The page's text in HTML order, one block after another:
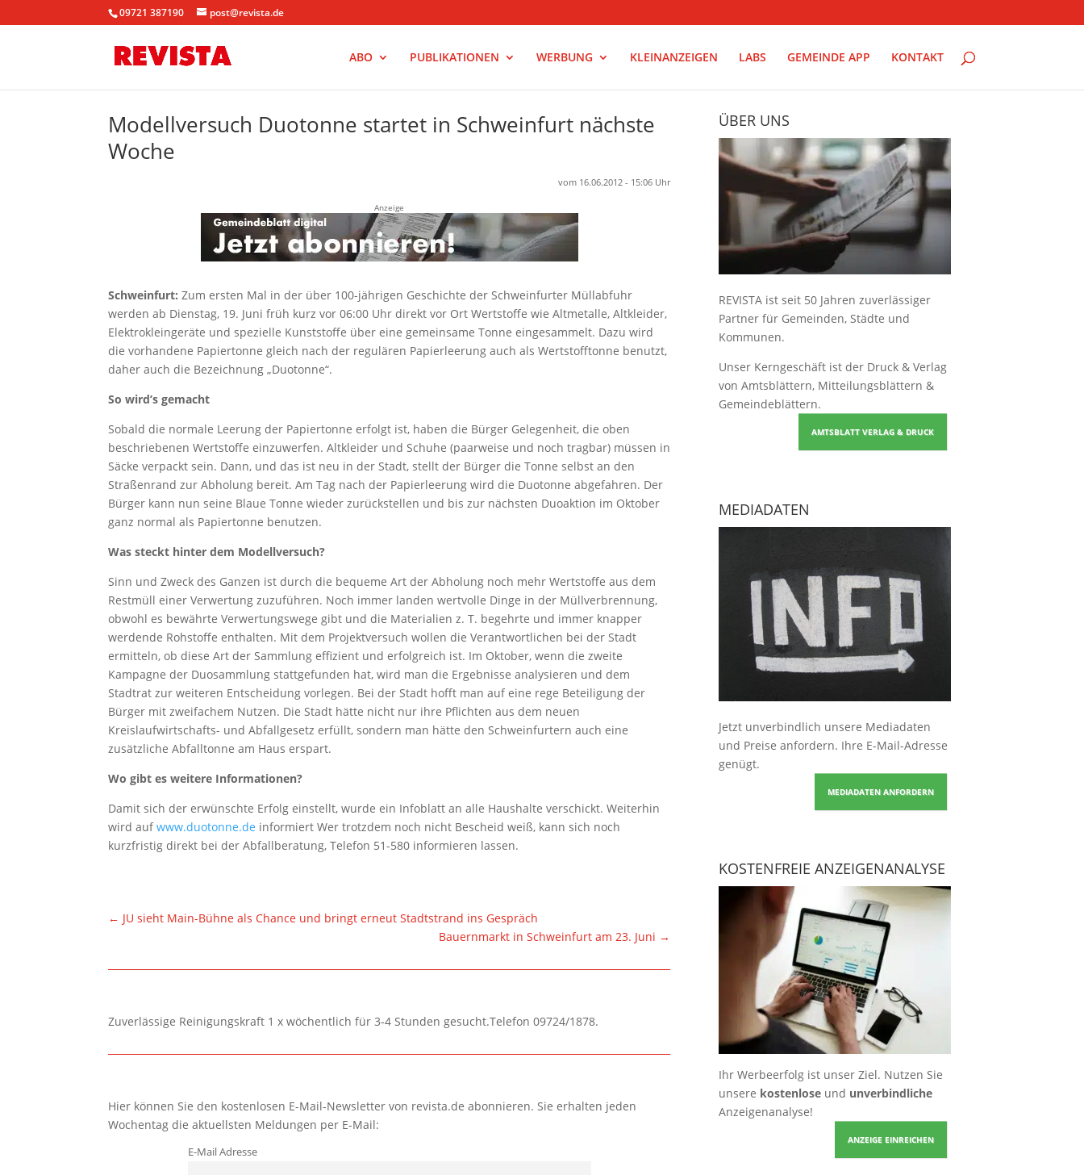
09721 387190 post@revista.de
ABO PUBLIKATIONEN WERBUNG KLEINANZEIGEN LABS GEMEINDE APP KONTAKT
Modellversuch Duotonne startet in Schweinfurt nächste
Woche
vom 16.06.2012 - 15:06 Uhr
Anzeige
Schweinfurt: Zum ersten Mal in der über 100-jährigen Geschichte der Schweinfurter Müllabfuhr
werden ab Dienstag, 19. Juni früh kurz vor 06:00 Uhr direkt vor Ort Wertstoffe wie Altmetalle, Altkleider,
Elektrokleingeräte und spezielle Kunststoffe über eine gemeinsame Tonne eingesammelt. Dazu wird
die vorhandene Papiertonne gleich nach der regulären Papierleerung auch als Wertstofftonne benutzt,
daher auch die Bezeichnung „Duotonne“.
So wird’s gemacht
Sobald die normale Leerung der Papiertonne erfolgt ist, haben die Bürger Gelegenheit, die oben
beschriebenen Wertstoffe einzuwerfen. Altkleider und Schuhe (paarweise und noch tragbar) müssen in
Säcke verpackt sein. Dann, und das ist neu in der Stadt, stellt der Bürger die Tonne selbst an den
Straßenrand zur Abholung bereit. Am Tag nach der Papierleerung wird die Duotonne abgefahren. Der
Bürger kann nun seine Blaue Tonne wieder zurückstellen und bis zur nächsten Duoaktion im Oktober
ganz normal als Papiertonne benutzen.
Was steckt hinter dem Modellversuch?
Sinn und Zweck des Ganzen ist durch die bequeme Art der Abholung noch mehr Wertstoffe aus dem
Restmüll einer Verwertung zuzuführen. Noch immer landen wertvolle Dinge in der Müllverbrennung,
obwohl es bewährte Verwertungswege gibt und die Materialien z. T. begehrte und immer knapper
werdende Rohstoffe enthalten. Mit dem Projektversuch wollen die Verantwortlichen bei der Stadt
ermitteln, ob diese Art der Sammlung effizient und erfolgreich ist. Im Oktober, wenn die zweite
Kampagne der Duosammlung stattgefunden hat, wird man die Ergebnisse analysieren und dem
Stadtrat zur weiteren Entscheidung vorlegen. Bei der Stadt hofft man auf eine rege Beteiligung der
Bürger mit zweifachem Nutzen. Die Stadt hätte nicht nur ihre Pflichten aus dem neuen
Kreislaufwirtschafts- und Abfallgesetz erfüllt, sondern man hätte den Schweinfurtern auch eine
zusätzliche Abfalltonne am Haus erspart.
Wo gibt es weitere Informationen?
Damit sich der erwünschte Erfolg einstellt, wurde ein Infoblatt an alle Haushalte verschickt. Weiterhin
wird aufwww.duotonne.de informiert Wer trotzdem noch nicht Bescheid weiß, kann sich noch
kurzfristig direkt bei der Abfallberatung, Telefon 51-580 informieren lassen.
← JU sieht Main-Bühne als Chance und bringt erneut Stadtstrand ins Gespräch
Bauernmarkt in Schweinfurt am 23. Juni →
Zuverlässige Reinigungskraft 1 x wöchentlich für 3-4 Stunden gesucht.Telefon 09724/1878.
Hier können Sie den kostenlosen E-Mail-Newsletter von revista.de abonnieren. Sie erhalten jeden
Wochentag die aktuellsten Meldungen per E-Mail:
E-Mail Adresse
ÜBER UNS
REVISTA ist seit 50 Jahren zuverlässiger
Partner für Gemeinden, Städte und
Kommunen.
Unser Kerngeschäft ist der Druck & Verlag
von Amtsblättern, Mitteilungsblättern &
Gemeindeblättern.
AMTSBLATT VERLAG & DRUCK
MEDIADATEN
Jetzt unverbindlich unsere Mediadaten
und Preise anfordern. Ihre E-Mail-Adresse
genügt.
MEDIADATEN ANFORDERN
KOSTENFREIE ANZEIGENANALYSE
Ihr Werbeerfolg ist unser Ziel. Nutzen Sie
unsere kostenloseund unverbindliche
Anzeigenanalyse!
ANZEIGE EINREICHEN